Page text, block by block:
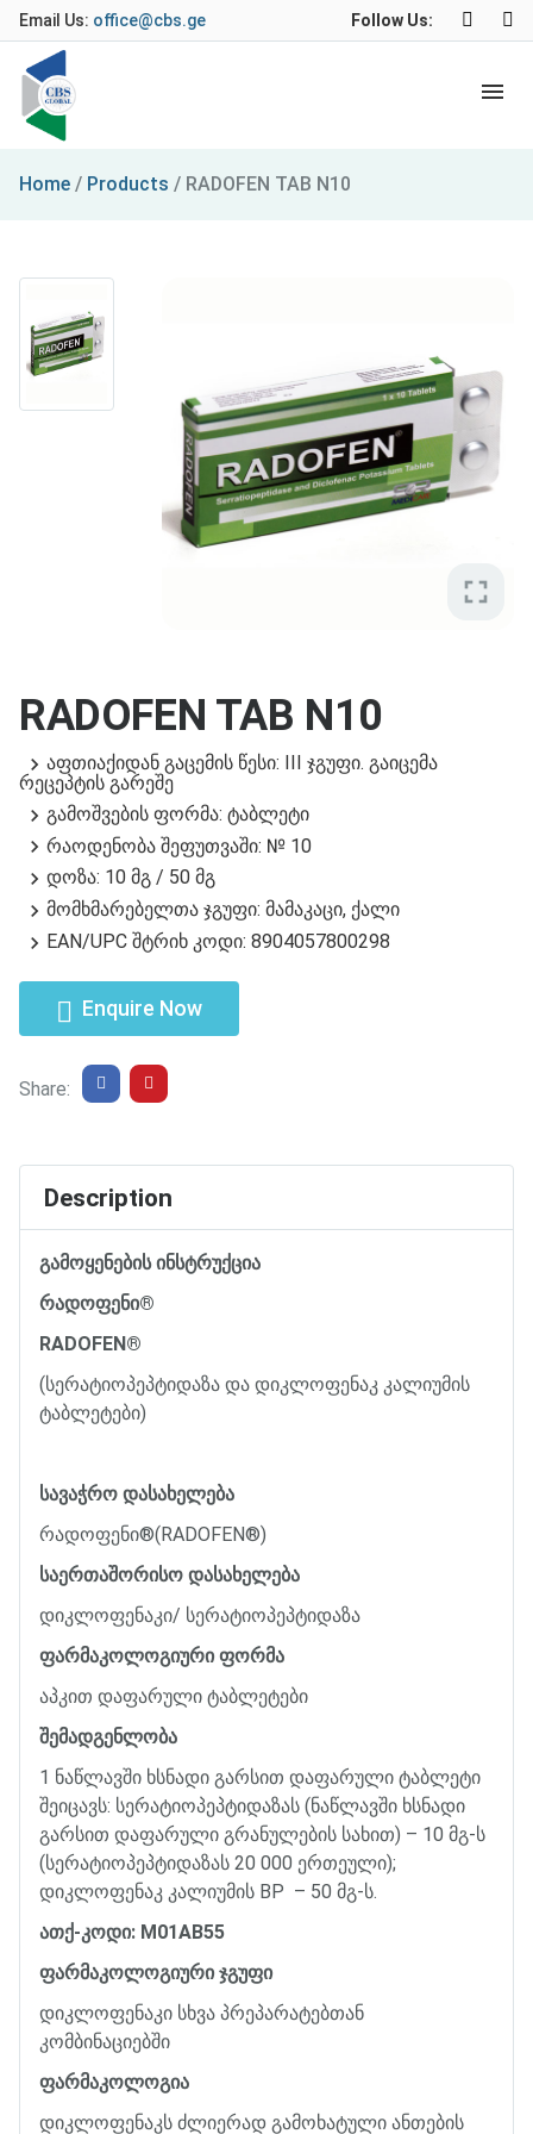
Email Us: office@cbs.ge Follow Us:
Home / Products / RADOFEN TAB N10
fullscreen
RADOFEN TAB N10
აფთიაქიდან გაცემის წესი: III ჯგუფი. გაიცემა
რეცეპტის გარეშე
გამოშვების ფორმა: ტაბლეტი
რაოდენობა შეფუთვაში: № 10
დოზა: 10 მგ / 50 მგ
მომხმარებელთა ჯგუფი: მამაკაცი, ქალი
EAN/UPC შტრიხ კოდი: 8904057800298
Enquire Now
Share:
Description
გამოყენების ინსტრუქცია
რადოფენი®
RADOFEN®
(სერატიოპეპტიდაზა და დიკლოფენაკ კალიუმის
ტაბლეტები)
სავაჭრო დასახელება
რადოფენი®(RADOFEN®)
საერთაშორისო დასახელება
დიკლოფენაკი/ სერატიოპეპტიდაზა
ფარმაკოლოგიური ფორმა
აპკით დაფარული ტაბლეტები
შემადგენლობა
1 ნაწლავში ხსნადი გარსით დაფარული ტაბლეტი
შეიცავს: სერატიოპეპტიდაზას (ნაწლავში ხსნადი
გარსით დაფარული გრანულების სახით) – 10 მგ-ს
(სერატიოპეპტიდაზას 20 000 ერთეული);
დიკლოფენაკ კალიუმის BP – 50 მგ-ს.
ათქ-კოდი: M01AB55
ფარმაკოლოგიური ჯგუფი
დიკლოფენაკი სხვა პრეპარატებთან
კომბინაციებში
ფარმაკოლოგია
დიკლოფენაკს ძლიერად გამოხატული ანთების